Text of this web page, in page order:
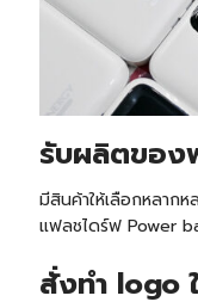
รับผลิตของ
มีสินค้าให้เลือกหลาก
แฟลชไดร์ฟ Power
สั่งทำ logo